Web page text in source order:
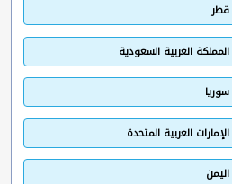
قطر
العربية السعودية
العربية المتحدة